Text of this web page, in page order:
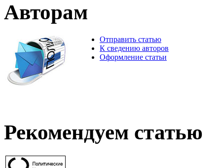
Авторам
Отправить статью
К сведению авторов
Оформление статьи
Рекомендуем статью